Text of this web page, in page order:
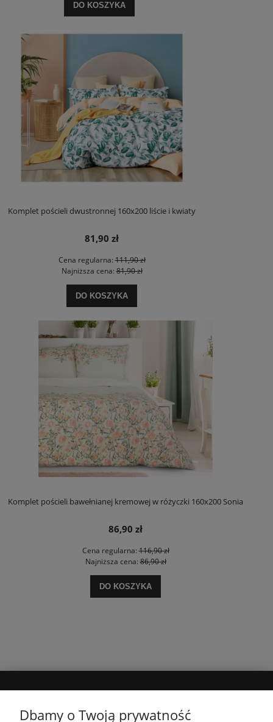
DO KOSZYKA
Komplet pościeli dwustronnej 160x200 liście i kwiaty
81,90 zł
Cena regularna:111,90 zł
Najniższa cena:81,90 zł
DO KOSZYKA
Komplet pościeli bawełnianej kremowej w różyczki 160x200 Sonia
86,90 zł
Cena regularna:116,90 zł
Najniższa cena:86,90 zł
DO KOSZYKA
Dbamy o Twoją prywatność